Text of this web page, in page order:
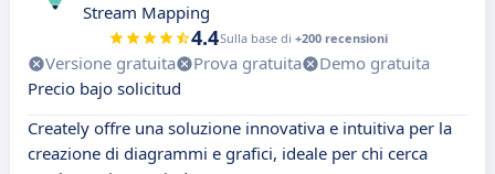
Stream Mapping
4.4Sulla base di +200 recensioni
Versione gratuita Prova gratuita
Demo gratuita
Precio bajo solicitud
Creately offre una soluzione innovativa e intuitiva per la
creazione di diagrammi e grafici, ideale per chi cerca